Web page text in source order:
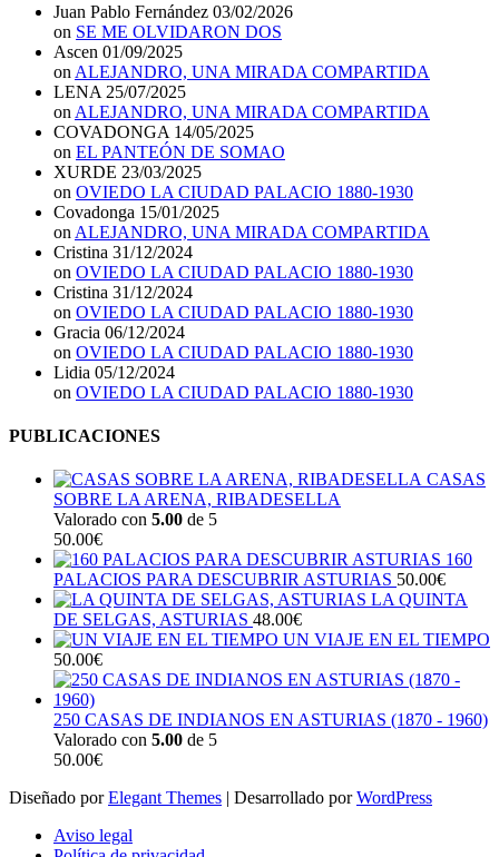
Juan Pablo Fernández 03/02/2026
on SE ME OLVIDARON DOS
Ascen 01/09/2025
on ALEJANDRO, UNA MIRADA COMPARTIDA
LENA 25/07/2025
on ALEJANDRO, UNA MIRADA COMPARTIDA
COVADONGA 14/05/2025
on EL PANTEÓN DE SOMAO
XURDE 23/03/2025
on OVIEDO LA CIUDAD PALACIO 1880-1930
Covadonga 15/01/2025
on ALEJANDRO, UNA MIRADA COMPARTIDA
Cristina 31/12/2024
on OVIEDO LA CIUDAD PALACIO 1880-1930
Cristina 31/12/2024
on OVIEDO LA CIUDAD PALACIO 1880-1930
Gracia 06/12/2024
on OVIEDO LA CIUDAD PALACIO 1880-1930
Lidia 05/12/2024
on OVIEDO LA CIUDAD PALACIO 1880-1930
PUBLICACIONES
CASAS
SOBRE LA ARENA, RIBADESELLA
Valorado con 5.00 de 5
50.00€
160
PALACIOS PARA DESCUBRIR ASTURIAS 50.00€
LA QUINTA
DE SELGAS, ASTURIAS 48.00€
UN VIAJE EN EL TIEMPO
50.00€
250 CASAS DE INDIANOS EN ASTURIAS (1870 - 1960)
Valorado con 5.00 de 5
50.00€
Diseñado porElegant Themes | Desarrollado porWordPress
Aviso legal